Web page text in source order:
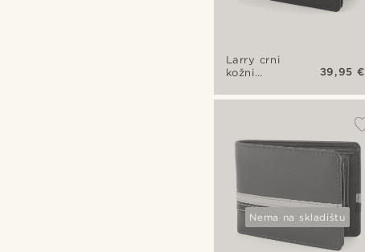
Larry crni
kožni
sa RFID
39,95 €
Nema na skladištu